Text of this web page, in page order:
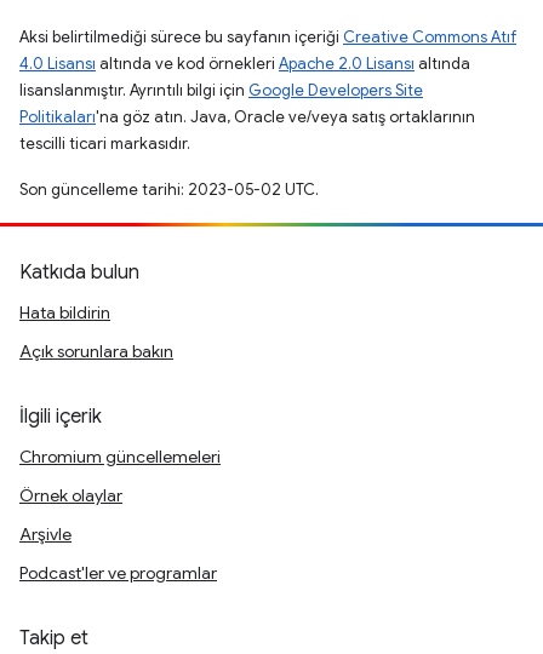
Aksi belirtilmediği sürece bu sayfanın içeriği Creative Commons Atıf
4.0 Lisansı altında ve kod örnekleri Apache 2.0 Lisansı altında
lisanslanmıştır. Ayrıntılı bilgi için Google Developers Site
Politikaları'na göz atın. Java, Oracle ve/veya satış ortaklarının
tescilli ticari markasıdır.
Son güncelleme tarihi: 2023-05-02 UTC.
Katkıda bulun
Hata bildirin
Açık sorunlara bakın
İlgili içerik
Chromium güncellemeleri
Örnek olaylar
Arşivle
Podcast'ler ve programlar
Takip et